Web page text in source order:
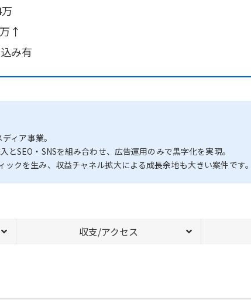
↑
み有
ィア事業。
SEO・SNSを組み合わせ、広告運用のみで黒字化を実現。
クを生み、収益チャネル拡大による成長余地も大きい案件です。
収支/アクセス